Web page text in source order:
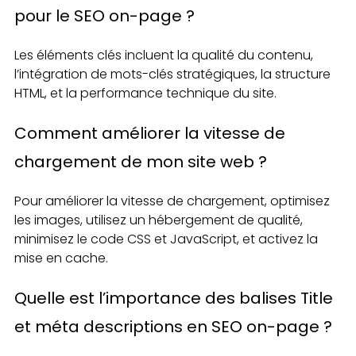
pour le SEO on-page ?
Les éléments clés incluent la qualité du contenu,
l’intégration de mots-clés stratégiques, la structure
HTML, et la performance technique du site.
Comment améliorer la vitesse de
chargement de mon site web ?
Pour améliorer la vitesse de chargement, optimisez
les images, utilisez un hébergement de qualité,
minimisez le code CSS et JavaScript, et activez la
mise en cache.
Quelle est l’importance des balises Title
et méta descriptions en SEO on-page ?